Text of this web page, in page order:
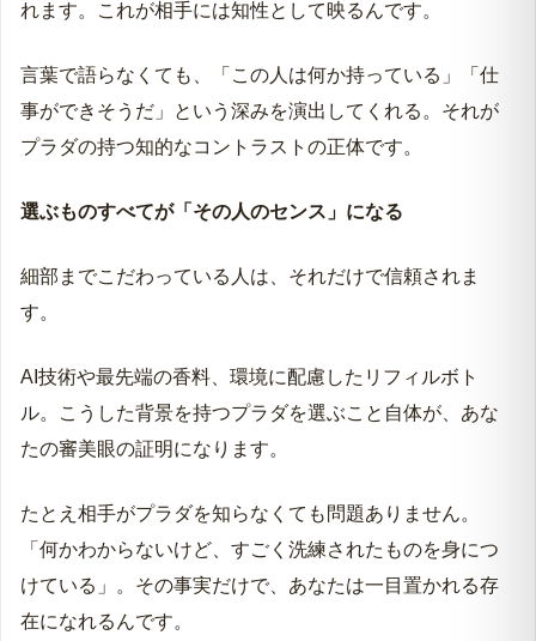
れます。これが相手には知性として映るんです。
言葉で語らなくても、「この人は何か持っている」「仕
事ができそうだ」という深みを演出してくれる。それが
プラダの持つ知的なコントラストの正体です。
選ぶものすべてが「その人のセンス」になる
細部までこだわっている人は、それだけで信頼されま
す。
AI技術や最先端の香料、環境に配慮したリフィルボト
ル。こうした背景を持つプラダを選ぶこと自体が、あな
たの審美眼の証明になります。
たとえ相手がプラダを知らなくても問題ありません。
「何かわからないけど、すごく洗練されたものを身につ
けている」。その事実だけで、あなたは一目置かれる存
在になれるんです。